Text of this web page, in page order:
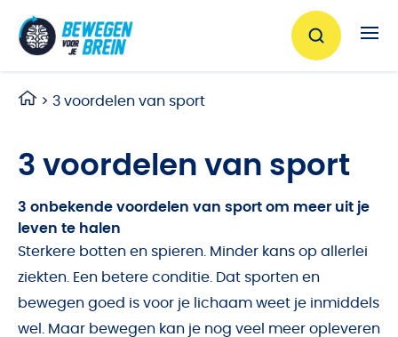
> 3 voordelen van sport
3 voordelen van sport
3 onbekende voordelen van sport om meer uit je
leven te halen
Sterkere botten en spieren. Minder kans op allerlei
ziekten. Een betere conditie. Dat sporten en
bewegen goed is voor je lichaam weet je inmiddels
wel. Maar bewegen kan je nog veel meer opleveren